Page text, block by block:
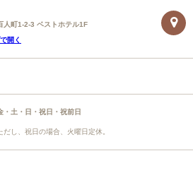
人町1-2-3 ベストホテル1F
開く
・土・日・祝日・祝前日
だし、祝日の場合、火曜日定休。